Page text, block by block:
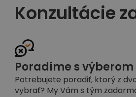
Konzultácie
Poradíme s výberom
Potrebujete poradiť, ktorý z
vybrať? My Vám s tým